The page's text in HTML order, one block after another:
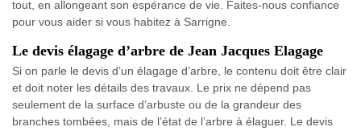
tout, en allongeant son espérance de vie. Faites-nous confiance
pour vous aider si vous habitez à Sarrigne.
Le devis élagage d’arbre de Jean Jacques Elagage
Si on parle le devis d’un élagage d’arbre, le contenu doit être clair
et doit noter les détails des travaux. Le prix ne dépend pas
seulement de la surface d’arbuste ou de la grandeur des
branches tombées, mais de l’état de l’arbre à élaguer. Le devis